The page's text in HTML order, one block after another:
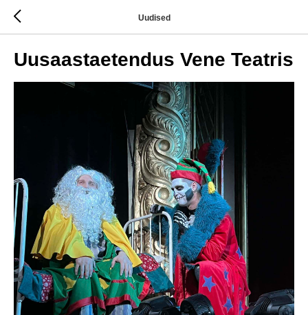
Uudised
Uusaastaetendus Vene Teatris